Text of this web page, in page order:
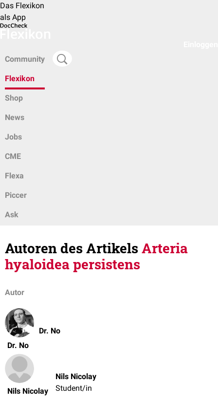
Das Flexikon
als App
Community
Flexikon
Shop
News
Jobs
CME
Flexa
Piccer
Ask
Autoren des ArtikelsArteria
hyaloidea persistens
Autor
Dr. No
Dr. No
Nils Nicolay
Nils Nicolay
Student/in